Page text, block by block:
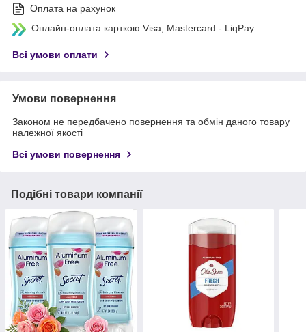
Оплата на рахунок
Онлайн-оплата карткою Visa, Mastercard - LiqPay
Всі умови оплати
Умови повернення
Законом не передбачено повернення та обмін даного товару
належної якості
Всі умови повернення
Подібні товари компанії